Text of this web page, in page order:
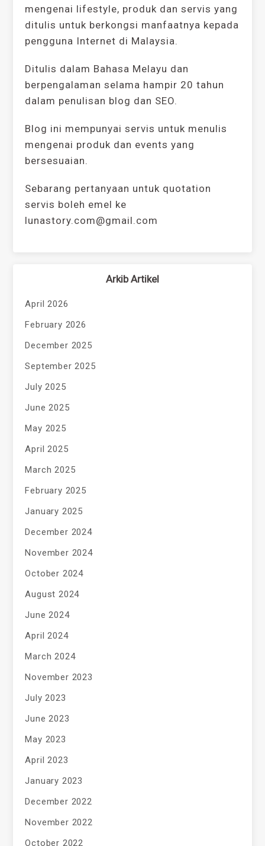
mengenai lifestyle, produk dan servis yang
ditulis untuk berkongsi manfaatnya kepada
pengguna Internet di Malaysia.
Ditulis dalam Bahasa Melayu dan
berpengalaman selama hampir 20 tahun
dalam penulisan blog dan SEO.
Blog ini mempunyai servis untuk menulis
mengenai produk dan events yang
bersesuaian.
Sebarang pertanyaan untuk quotation
servis boleh emel ke
lunastory.com@gmail.com
Arkib Artikel
April 2026
February 2026
December 2025
September 2025
July 2025
June 2025
May 2025
April 2025
March 2025
February 2025
January 2025
December 2024
November 2024
October 2024
August 2024
June 2024
April 2024
March 2024
November 2023
July 2023
June 2023
May 2023
April 2023
January 2023
December 2022
November 2022
October 2022